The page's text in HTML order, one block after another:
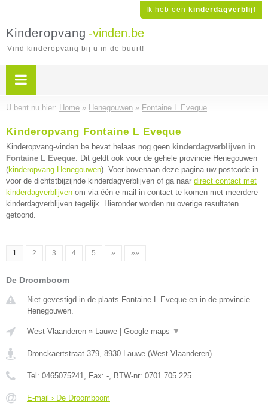
Ik heb een kinderdagverblijf
Kinderopvang -vinden.be
Vind kinderopvang bij u in de buurt!
U bent nu hier: Home » Henegouwen » Fontaine L Eveque
Kinderopvang Fontaine L Eveque
Kinderopvang-vinden.be bevat helaas nog geen kinderdagverblijven in
Fontaine L Eveque. Dit geldt ook voor de gehele provincie Henegouwen
(kinderopvang Henegouwen). Voer bovenaan deze pagina uw postcode in
voor de dichtstbijzijnde kinderdagverblijven of ga naar direct contact met
kinderdagverblijven om via één e-mail in contact te komen met meerdere
kinderdagverblijven tegelijk. Hieronder worden nu overige resultaten
getoond.
1 2 3 4 5 » »»
De Droomboom
Niet gevestigd in de plaats Fontaine L Eveque en in de provincie
Henegouwen.
West-Vlaanderen » Lauwe Google maps ▼
Dronckaertstraat 379, 8930 Lauwe (West-Vlaanderen)
Tel: 0465075241, Fax: -, BTW-nr: 0701.705.225
E-mail › De Droomboom